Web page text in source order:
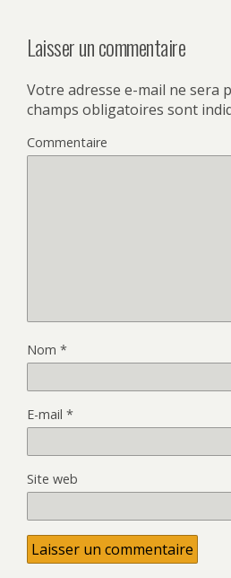
Laisser un commentaire
Votre adresse e-mail ne sera
champs obligatoires sont
Commentaire
Nom *
E-mail *
Site web